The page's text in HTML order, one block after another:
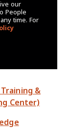
our
People
time. For
&
Center)